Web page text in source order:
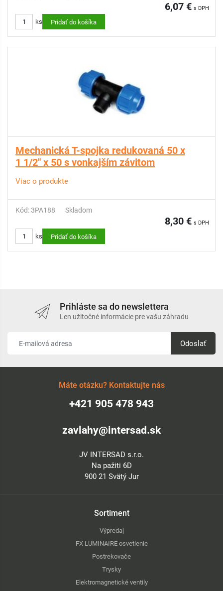
6,07 € s DPH
ks Pridať do košíka
Mechanická T-spojka redukovaná 50 x
1 1/2" x 50 s vonkajším závitom
Viac o produkte
Kód: 3PA188 Skladom
8,30 € s DPH
ks Pridať do košíka
Prihláste sa do newslettera
Len užitočné informácie pre vašu záhradu
Odoslať
Máte otázku? Kontaktujte nás
+421 905 478 943
zavlahy@intersad.sk
JV INTERSAD s.r.o.
Na pažiti 6D
900 21 Svätý Jur
Sortiment
Výpredaj
FX LUMINAIRE osvetlenie
Postrekovače
Trysky
Elektromagnetické ventily